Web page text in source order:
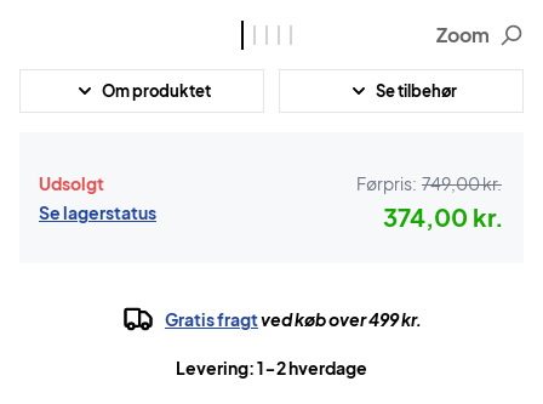
Zoom
Om produktet Se tilbehør
Udsolgt
Se lagerstatus
Førpris: 749,00 kr.
374,00 kr.
Gratis fragtved køb over 499 kr.
Levering: 1-2 hverdage